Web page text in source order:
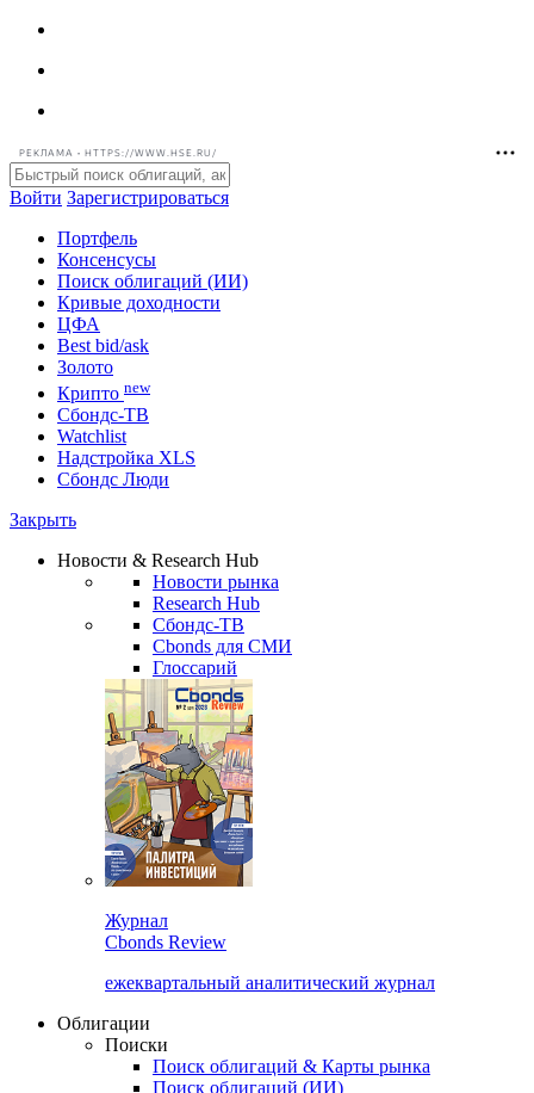
РЕКЛАМА • HTTPS://WWW.HSE.RU/
Войти Зарегистрироваться
Портфель
Консенсусы
Поиск облигаций (ИИ)
Кривые доходности
ЦФА
Best bid/ask
Золото
Крипто new
Watchlist
Сбондс Люди
Новости & Research Hub
Новости рынка
Research Hub
Сбондс-ТВ
Cbonds для СМИ
Глоссарий
Cbonds Review
ежеквартальный аналитический журнал